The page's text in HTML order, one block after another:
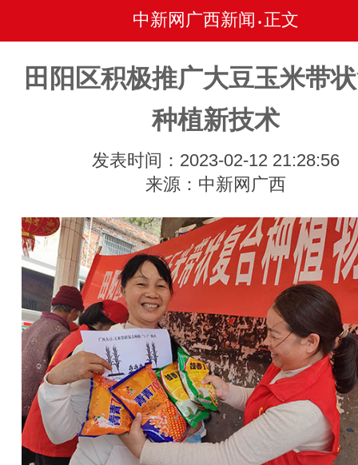
中新网广西新闻 • 正文
田阳区积极推广大豆玉米带
种植新技术
发表时间：2023-02-12 21:28:56
来源：中新网广西